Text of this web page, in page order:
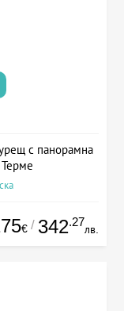
с панорамна
€ / 342.27
лв.